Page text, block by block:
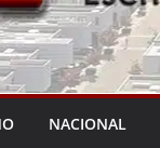
NACIONAL